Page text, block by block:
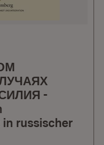
-
russischer